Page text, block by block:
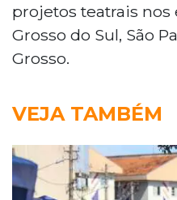
projetos teatrais nos
Grosso do Sul, São
Grosso.
VEJA TAMBÉM